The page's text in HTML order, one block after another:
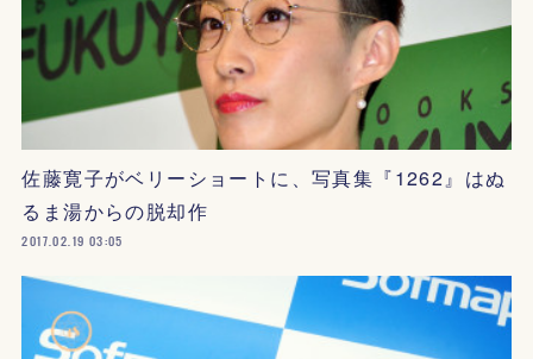
佐藤寛子がベリーショートに、写真集『1262』はぬ
るま湯からの脱却作
2017.02.19 03:05